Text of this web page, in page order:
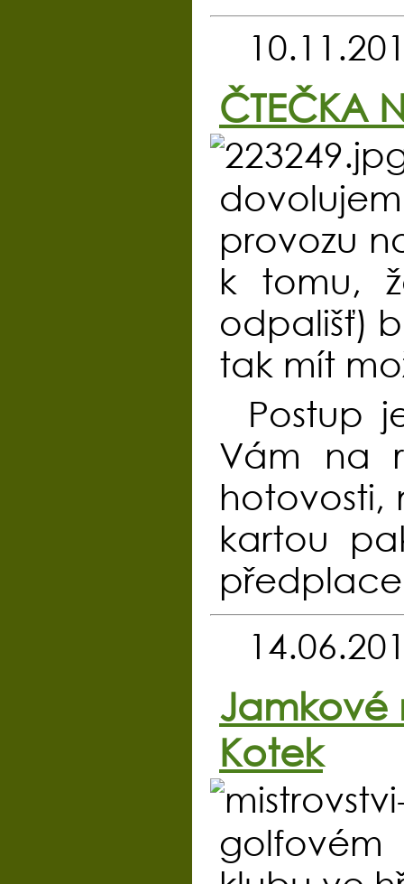
ČTEČKA
provozu
k tomu,
odpališť)
tak mít
Postup
Vám na
hotovosti,
kartou
Jamkové
Kotek
golfovém